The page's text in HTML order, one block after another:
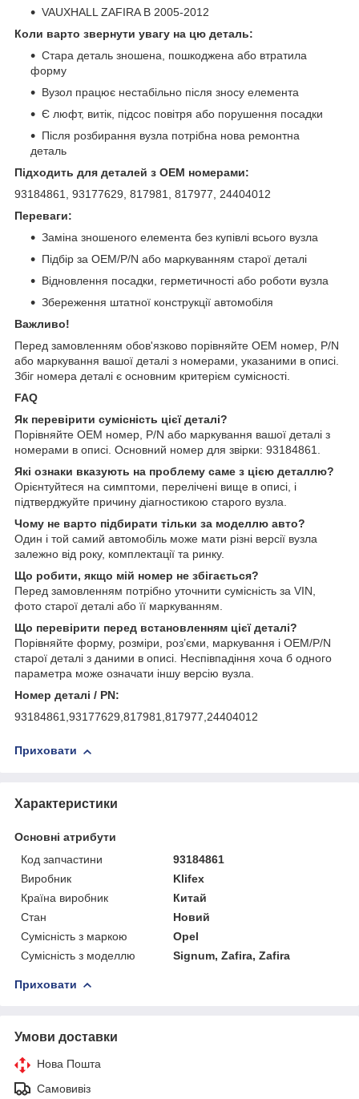
VAUXHALL ZAFIRA B 2005-2012
Коли варто звернути увагу на цю деталь:
Стара деталь зношена, пошкоджена або втратила
форму
Вузол працює нестабільно після зносу елемента
Є люфт, витік, підсос повітря або порушення посадки
Після розбирання вузла потрібна нова ремонтна
деталь
Підходить для деталей з OEM номерами:
93184861, 93177629, 817981, 817977, 24404012
Переваги:
Заміна зношеного елемента без купівлі всього вузла
Підбір за OEM/P/N або маркуванням старої деталі
Відновлення посадки, герметичності або роботи вузла
Збереження штатної конструкції автомобіля
Важливо!
Перед замовленням обов'язково порівняйте OEM номер, P/N
або маркування вашої деталі з номерами, указаними в описі.
Збіг номера деталі є основним критерієм сумісності.
FAQ
Як перевірити сумісність цієї деталі?
Порівняйте OEM номер, P/N або маркування вашої деталі з
номерами в описі. Основний номер для звірки: 93184861.
Які ознаки вказують на проблему саме з цією деталлю?
Орієнтуйтеся на симптоми, перелічені вище в описі, і
підтверджуйте причину діагностикою старого вузла.
Чому не варто підбирати тільки за моделлю авто?
Один і той самий автомобіль може мати різні версії вузла
залежно від року, комплектації та ринку.
Що робити, якщо мій номер не збігається?
Перед замовленням потрібно уточнити сумісність за VIN,
фото старої деталі або її маркуванням.
Що перевірити перед встановленням цієї деталі?
Порівняйте форму, розміри, роз’єми, маркування і OEM/P/N
старої деталі з даними в описі. Неспівпадіння хоча б одного
параметра може означати іншу версію вузла.
Номер деталі / PN:
93184861,93177629,817981,817977,24404012
Приховати
Характеристики
Основні атрибути
Код запчастини
93184861
Виробник
Klifex
Країна виробник
Китай
Стан
Новий
Сумісність з маркою
Opel
Сумісність з моделлю
Signum, Zafira, Zafira
Приховати
Умови доставки
Нова Пошта
Самовивіз